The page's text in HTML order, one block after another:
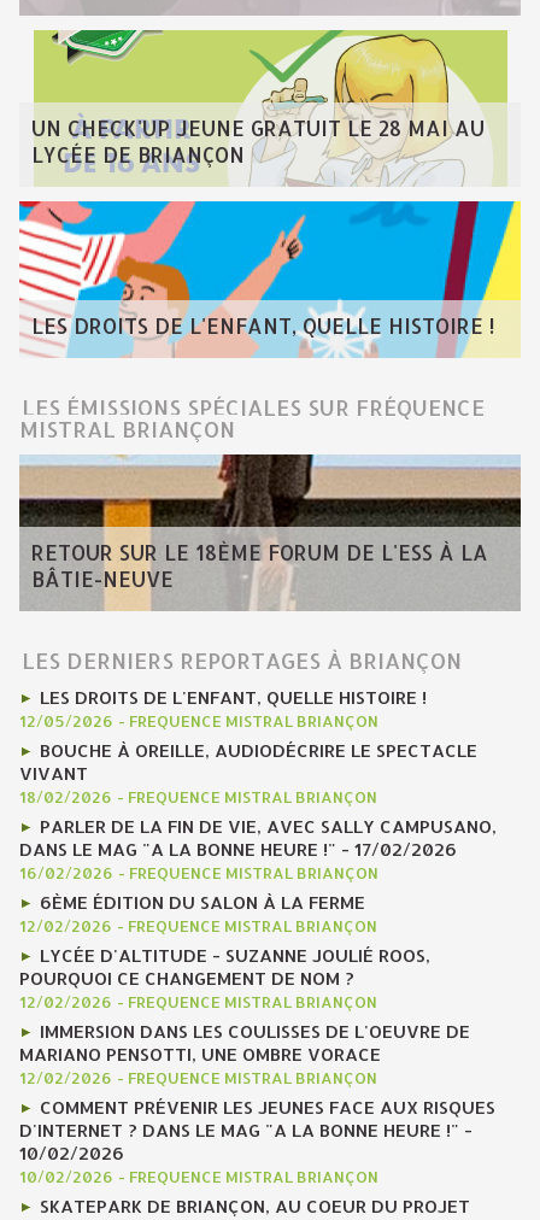
UN CHECK'UP JEUNE GRATUIT LE 28 MAI AU
LYCÉE DE BRIANÇON
LES DROITS DE L'ENFANT, QUELLE HISTOIRE !
LES ÉMISSIONS SPÉCIALES SUR FRÉQUENCE
MISTRAL BRIANÇON
RETOUR SUR LE 18ÈME FORUM DE L'ESS À LA
BÂTIE-NEUVE
LES DERNIERS REPORTAGES À BRIANÇON
LES DROITS DE L'ENFANT, QUELLE HISTOIRE !
12/05/2026 - FREQUENCE MISTRAL BRIANÇON
BOUCHE À OREILLE, AUDIODÉCRIRE LE SPECTACLE
VIVANT
18/02/2026 - FREQUENCE MISTRAL BRIANÇON
PARLER DE LA FIN DE VIE, AVEC SALLY CAMPUSANO,
DANS LE MAG "A LA BONNE HEURE !" - 17/02/2026
16/02/2026 - FREQUENCE MISTRAL BRIANÇON
6ÈME ÉDITION DU SALON À LA FERME
12/02/2026 - FREQUENCE MISTRAL BRIANÇON
LYCÉE D'ALTITUDE - SUZANNE JOULIÉ ROOS,
POURQUOI CE CHANGEMENT DE NOM ?
12/02/2026 - FREQUENCE MISTRAL BRIANÇON
IMMERSION DANS LES COULISSES DE L'OEUVRE DE
MARIANO PENSOTTI, UNE OMBRE VORACE
12/02/2026 - FREQUENCE MISTRAL BRIANÇON
COMMENT PRÉVENIR LES JEUNES FACE AUX RISQUES
D'INTERNET ? DANS LE MAG "A LA BONNE HEURE !" -
10/02/2026
10/02/2026 - FREQUENCE MISTRAL BRIANÇON
SKATEPARK DE BRIANÇON, AU COEUR DU PROJET